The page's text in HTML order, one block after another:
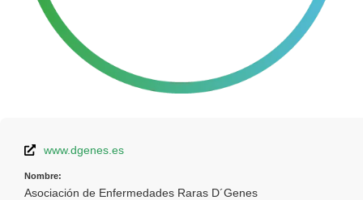
www.dgenes.es
Nombre:
Asociación de Enfermedades Raras D´Genes